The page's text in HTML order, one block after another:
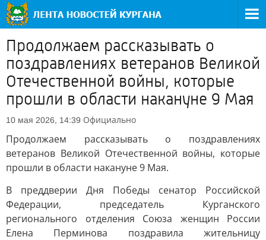
Продолжаем рассказывать о
поздравлениях ветеранов Великой
Отечественной войны, которые
прошли в области накануне 9 Мая
10 мая 2026, 14:39 Официально
Продолжаем рассказывать о поздравлениях
ветеранов Великой Отечественной войны, которые
прошли в области накануне 9 Мая.
В преддверии Дня Победы сенатор Российской
Федерации, председатель Курганского
регионального отделения Союза женщин России
Елена Перминова поздравила жительницу